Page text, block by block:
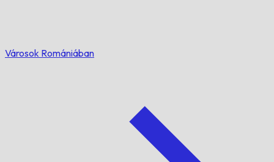
Városok Romániában